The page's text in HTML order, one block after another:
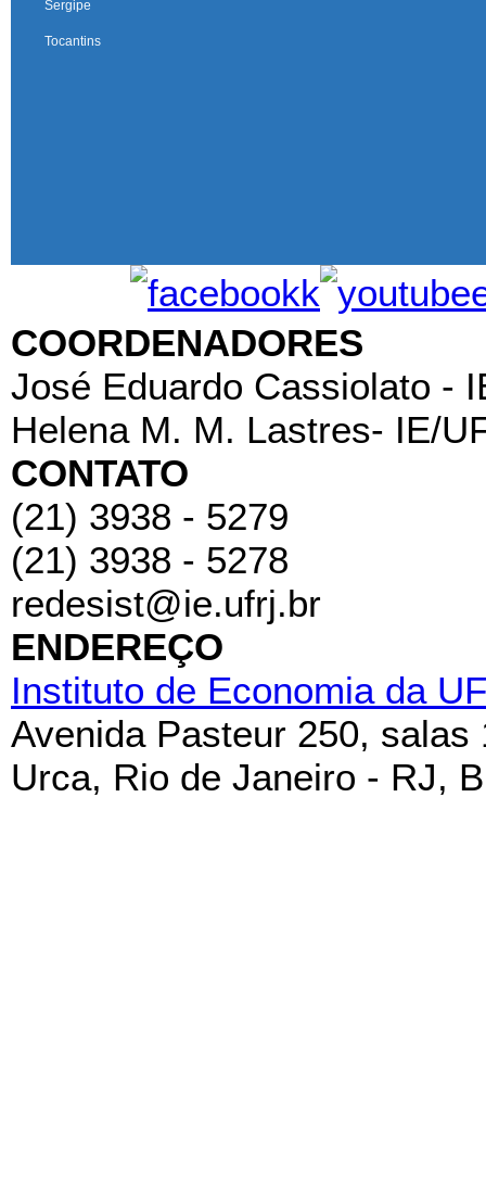
COORDENADORES
José Eduardo Cassiolato -
Helena M. M. Lastres- IE/
CONTATO
(21) 3938 - 5279
(21) 3938 - 5278
redesist@ie.ufrj.br
ENDEREÇO
Instituto de Economia da
Avenida Pasteur 250, salas
Urca, Rio de Janeiro - RJ,